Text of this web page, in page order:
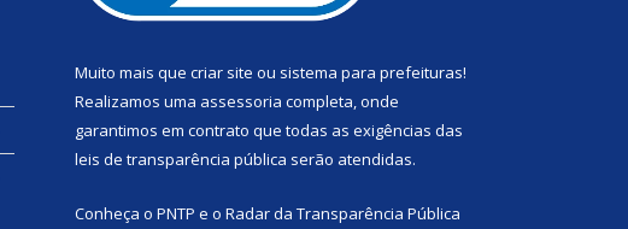
Muito mais que criar site ou sistema para prefeituras!
Realizamos uma assessoria completa, onde
garantimos em contrato que todas as exigências das
leis de transparência pública serão atendidas.
Conheça o PNTP e o Radar da Transparência Pública